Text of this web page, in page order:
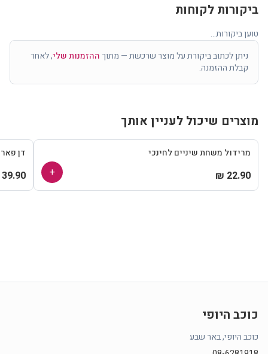
ביקורות לקוחות
טוען ביקורות...
ניתן לכתוב ביקורת על מוצר שרכשת — מתוךההזמנות שלי, לאחר
קבלת ההזמנה.
מוצרים שיכול לעניין אותך
מרידול משחת שיניים לחינכי
22.90 ₪
+
דן
39.90 ₪
כוכב היופי
כוכב היופי, באר שבע